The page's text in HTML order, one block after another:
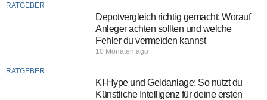
RATGEBER
Depotvergleich richtig gemacht: Worauf
Anleger achten sollten und welche
Fehler du vermeiden kannst
10 Monaten ago
RATGEBER
KI-Hype und Geldanlage: So nutzt du
Künstliche Intelligenz für deine ersten